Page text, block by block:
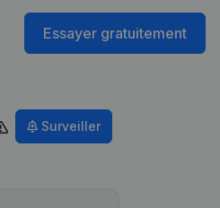
Essayer gratuitement
Surveiller